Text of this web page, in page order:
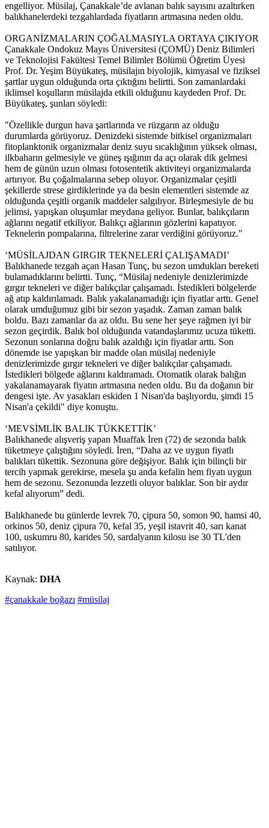
engelliyor. Müsilaj, Çanakkale’de avlanan balık sayısını azaltırken
balıkhanelerdeki tezgahlardada fiyatların artmasına neden oldu.
ORGANİZMALARIN ÇOĞALMASIYLA ORTAYA ÇIKIYOR
Çanakkale Ondokuz Mayıs Üniversitesi (ÇOMÜ) Deniz Bilimleri
ve Teknolojisi Fakültesi Temel Bilimler Bölümü Öğretim Üyesi
Prof. Dr. Yeşim Büyükateş, müsilajın biyolojik, kimyasal ve fiziksel
şartlar uygun olduğunda orta çıktığını belirtti. Son zamanlardaki
iklimsel koşulların müsilajda etkili olduğunu kaydeden Prof. Dr.
Büyükateş, şunları söyledi:
"Özellikle durgun hava şartlarında ve rüzgarın az olduğu
durumlarda görüyoruz. Denizdeki sistemde bitkisel organizmaları
fitoplanktonik organizmalar deniz suyu sıcaklığının yüksek olması,
ilkbaharın gelmesiyle ve güneş ışığının da açı olarak dik gelmesi
hem de günün uzun olması fotosentetik aktiviteyi organizmalarda
artırıyor. Bu çoğalmalarına sebep oluyor. Organizmalar çeşitli
şekillerde strese girdiklerinde ya da besin elementleri sistemde az
olduğunda çeşitli organik maddeler salgılıyor. Birleşmesiyle de bu
jelimsi, yapışkan oluşumlar meydana geliyor. Bunlar, balıkçıların
ağlarını negatif etkiliyor. Balıkçı ağlarının gözlerini kapatıyor.
Teknelerin pompalarına, filtrelerine zarar verdiğini görüyoruz."
‘MÜSİLAJDAN GIRGIR TEKNELERİ ÇALIŞAMADI’
Balıkhanede tezgah açan Hasan Tunç, bu sezon umdukları bereketi
bulamadıklarını belirtti. Tunç, “Müsilaj nedeniyle denizlerimizde
gırgır tekneleri ve diğer balıkçılar çalışamadı. İstedikleri bölgelerde
ağ atıp kaldırılamadı. Balık yakalanamadığı için fiyatlar arttı. Genel
olarak umduğumuz gibi bir sezon yaşadık. Zaman zaman balık
boldu. Bazı zamanlar da az oldu. Bu sene her şeye rağmen iyi bir
sezon geçirdik. Balık bol olduğunda vatandaşlarımız ucuza tüketti.
Sezonun sonlarına doğru balık azaldığı için fiyatlar arttı. Son
dönemde ise yapışkan bir madde olan müsilaj nedeniyle
denizlerimizde gırgır tekneleri ve diğer balıkçılar çalışamadı.
İstedikleri bölgede ağlarını kaldıramadı. Otomatik olarak balığın
yakalanamayarak fiyatın artmasına neden oldu. Bu da doğanın bir
dengesi işte. Av yasakları eskiden 1 Nisan'da başlıyordu, şimdi 15
Nisan'a çekildi" diye konuştu.
‘MEVSİMLİK BALIK TÜKKETTİK’
Balıkhanede alışveriş yapan Muaffak İren (72) de sezonda balık
tüketmeye çalıştığını söyledi. İren, “Daha az ve uygun fiyatlı
balıkları tükettik. Sezonuna göre değişiyor. Balık için bilinçli bir
tercih yapmak gerekirse, mesela şu anda kefalin hem fiyatı uygun
hem de sezonu. Sezonunda lezzetli oluyor balıklar. Son bir aydır
kefal alıyorum” dedi.
Balıkhanede bu günlerde levrek 70, çipura 50, somon 90, hamsi 40,
orkinos 50, deniz çipura 70, kefal 35, yeşil istavrit 40, sarı kanat
100, uskumru 80, karides 50, sardalyanın kilosu ise 30 TL'den
satılıyor.
Kaynak: DHA
#çanakkale boğazı #müsilaj